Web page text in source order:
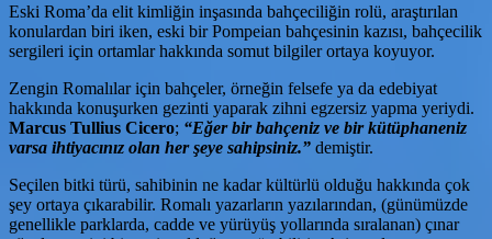
Eski Roma’da elit kimliğin inşasında bahçeciliğin rolü, araştırılan
konulardan biri iken, eski bir Pompeian bahçesinin kazısı, bahçecilik
sergileri için ortamlar hakkında somut bilgiler ortaya koyuyor.
Zengin Romalılar için bahçeler, örneğin felsefe ya da edebiyat
hakkında konuşurken gezinti yaparak zihni egzersiz yapma yeriydi.
Marcus Tullius Cicero; “Eğer bir bahçeniz ve bir kütüphaneniz
varsa ihtiyacınız olan her şeye sahipsiniz.” demiştir.
Seçilen bitki türü, sahibinin ne kadar kültürlü olduğu hakkında çok
şey ortaya çıkarabilir. Romalı yazarların yazılarından, (günümüzde
genellikle parklarda, cadde ve yürüyüş yollarında sıralanan) çınar